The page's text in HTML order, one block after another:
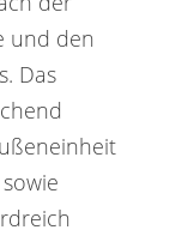
und den
Das